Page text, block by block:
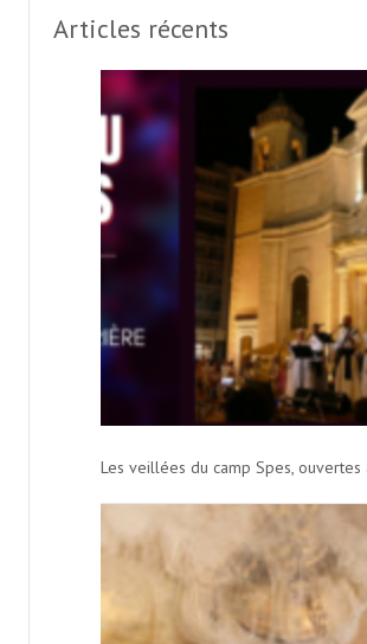
Articles récents
Les veillées du camp Spes, ouvertes